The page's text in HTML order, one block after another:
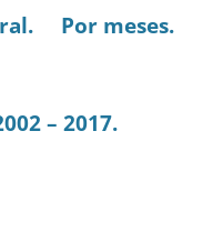
Por meses.
– 2017.